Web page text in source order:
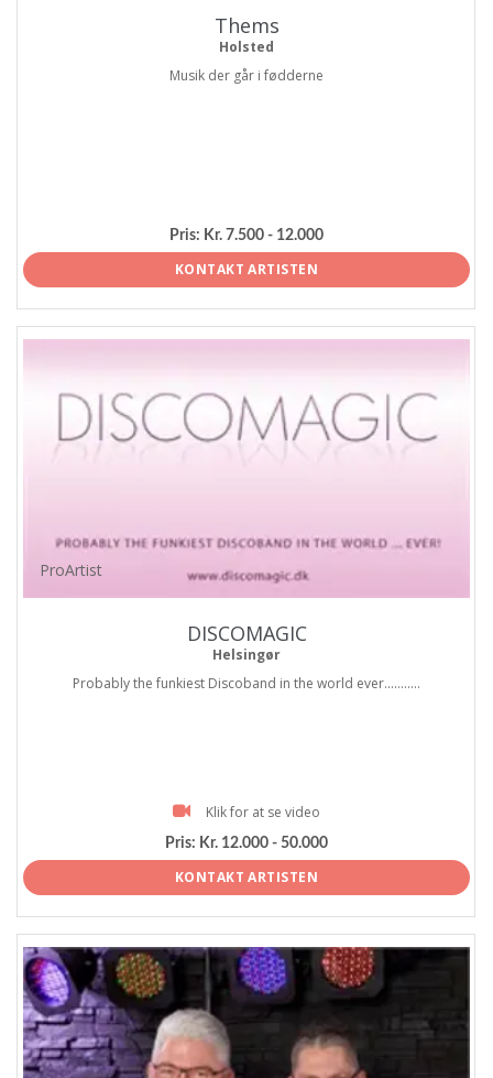
Thems
Holsted
Musik der går i fødderne
Pris: Kr. 7.500 - 12.000
KONTAKT ARTISTEN
ProArtist
DISCOMAGIC
Helsingør
Probably the funkiest Discoband in the world ever...........
Klik for at se video
Pris: Kr. 12.000 - 50.000
KONTAKT ARTISTEN